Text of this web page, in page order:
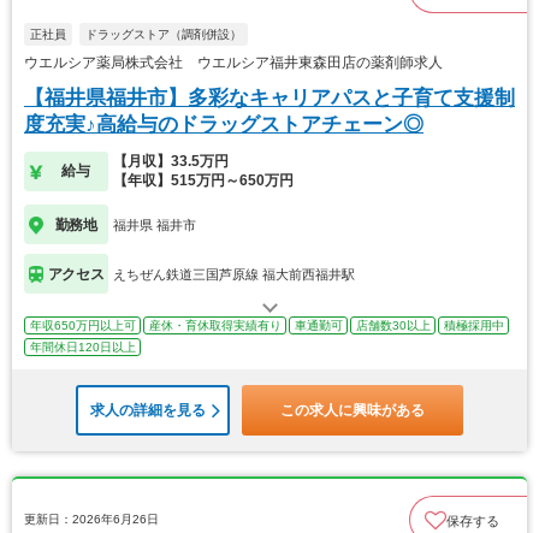
正社員 ドラッグストア（調剤併設）
ウエルシア薬局株式会社 ウエルシア福井東森田店の薬剤師求人
【福井県福井市】多彩なキャリアパスと子育て支援制
度充実♪高給与のドラッグストアチェーン◎
給与
【月収】33.5万円
【年収】515万円～650万円
勤務地 福井県 福井市
アクセス えちぜん鉄道三国芦原線 福大前西福井駅
年収650万円以上可 産休・育休取得実績有り 車通勤可 店舗数30以上
積極採用中
年間休日120日以上
求人の詳細を見る この求人に興味がある
更新日：2026年6月26日 保存する